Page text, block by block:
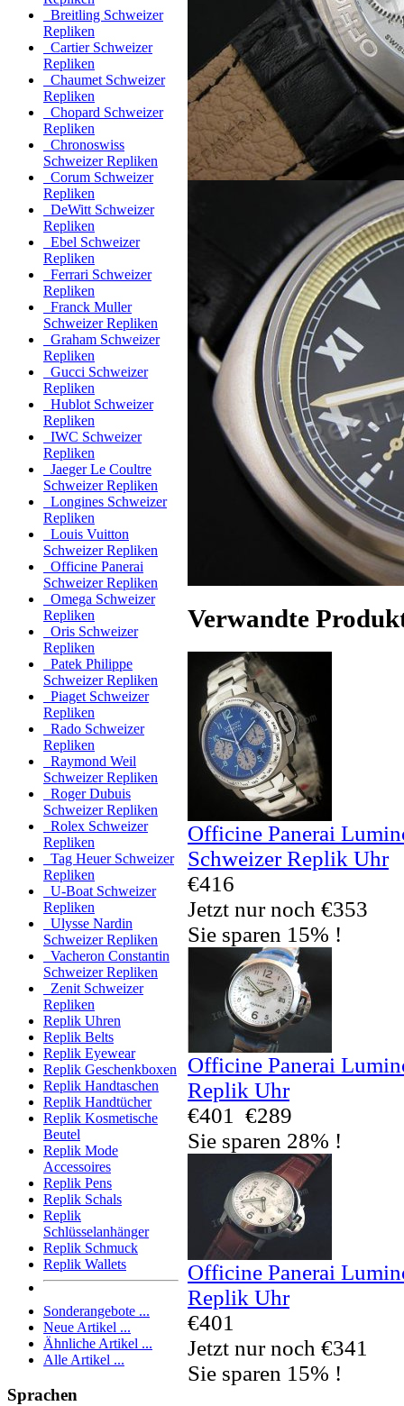
Breitling Schweizer
Repliken
Cartier Schweizer
Repliken
Chaumet Schweizer
Repliken
Chopard Schweizer
Repliken
Chronoswiss
Schweizer Repliken
Corum Schweizer
Repliken
DeWitt Schweizer
Repliken
Ebel Schweizer
Repliken
Ferrari Schweizer
Repliken
Franck Muller
Schweizer Repliken
Graham Schweizer
Repliken
Gucci Schweizer
Repliken
Hublot Schweizer
Repliken
IWC Schweizer
Repliken
Jaeger Le Coultre
Schweizer Repliken
Longines Schweizer
Repliken
Louis Vuitton
Schweizer Repliken
Officine Panerai
Schweizer Repliken
Omega Schweizer
Repliken
Oris Schweizer
Repliken
Patek Philippe
Schweizer Repliken
Piaget Schweizer
Repliken
Rado Schweizer
Repliken
Raymond Weil
Schweizer Repliken
Roger Dubuis
Schweizer Repliken
Rolex Schweizer
Repliken
Tag Heuer Schweizer
Repliken
U-Boat Schweizer
Repliken
Ulysse Nardin
Schweizer Repliken
Vacheron Constantin
Schweizer Repliken
Zenit Schweizer
Repliken
Replik Uhren
Replik Belts
Replik Eyewear
Replik Geschenkboxen
Replik Handtaschen
Replik Handtücher
Replik Kosmetische
Beutel
Replik Mode
Accessoires
Replik Pens
Replik Schals
Replik
Schlüsselanhänger
Replik Schmuck
Replik Wallets
Sonderangebote ...
Neue Artikel ...
Ähnliche Artikel ...
Alle Artikel ...
Sprachen
Verwandte
Officine Panerai
Schweizer Replik Uhr
€416
Jetzt nur noch €353
Sie sparen 15% !
Officine Panerai
Replik Uhr
€401
€289
Sie sparen 28% !
Officine Panerai
Replik Uhr
€401
Jetzt nur noch €341
Sie sparen 15% !